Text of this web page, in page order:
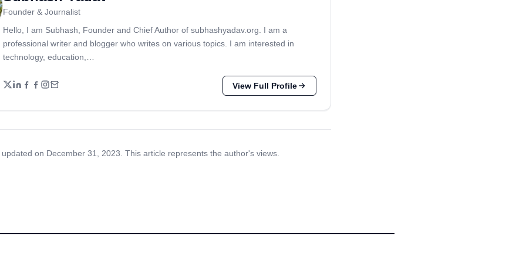
Founder & Journalist
Hello, I am Subhash, Founder and Chief Author of subhashyadav.org. I am a
professional writer and blogger who writes on various topics. I am interested in
technology, education,…
View Full Profile
on December 31, 2023. This article represents the author's views.